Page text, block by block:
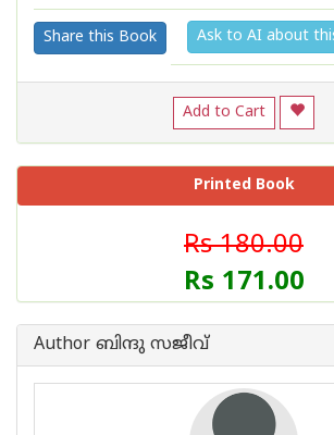
Share this Book Ask to AI about
Add to Cart
Printed Book
Rs 180.00
Rs 171.00
Author ബിന്ദു സജീവ്